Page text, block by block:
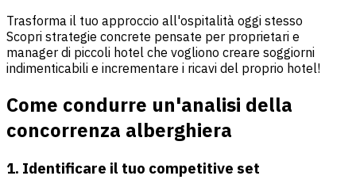
Trasforma il tuo approccio all'ospitalità oggi stesso
Scopri strategie concrete pensate per proprietari e
manager di piccoli hotel che vogliono creare soggiorni
indimenticabili e incrementare i ricavi del proprio hotel!
Come condurre un'analisi della
concorrenza alberghiera
1. Identificare il tuo competitive set